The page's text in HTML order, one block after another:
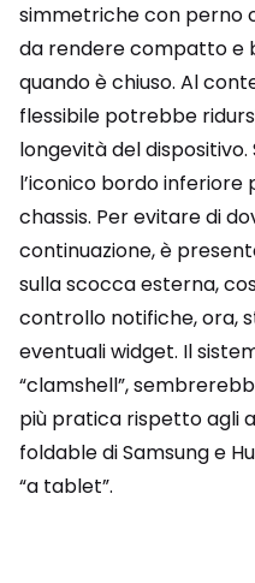
simmetriche con perno
da rendere compatto
quando è chiuso. Al
flessibile potrebbe
longevità del
l’iconico bordo inferiore
chassis. Per evitare di
continuazione, è
sulla scocca esterna,
controllo notifiche, ora,
eventuali widget. Il
“clamshell”,
più pratica rispetto agli
foldable di Samsung e
“a tablet”.